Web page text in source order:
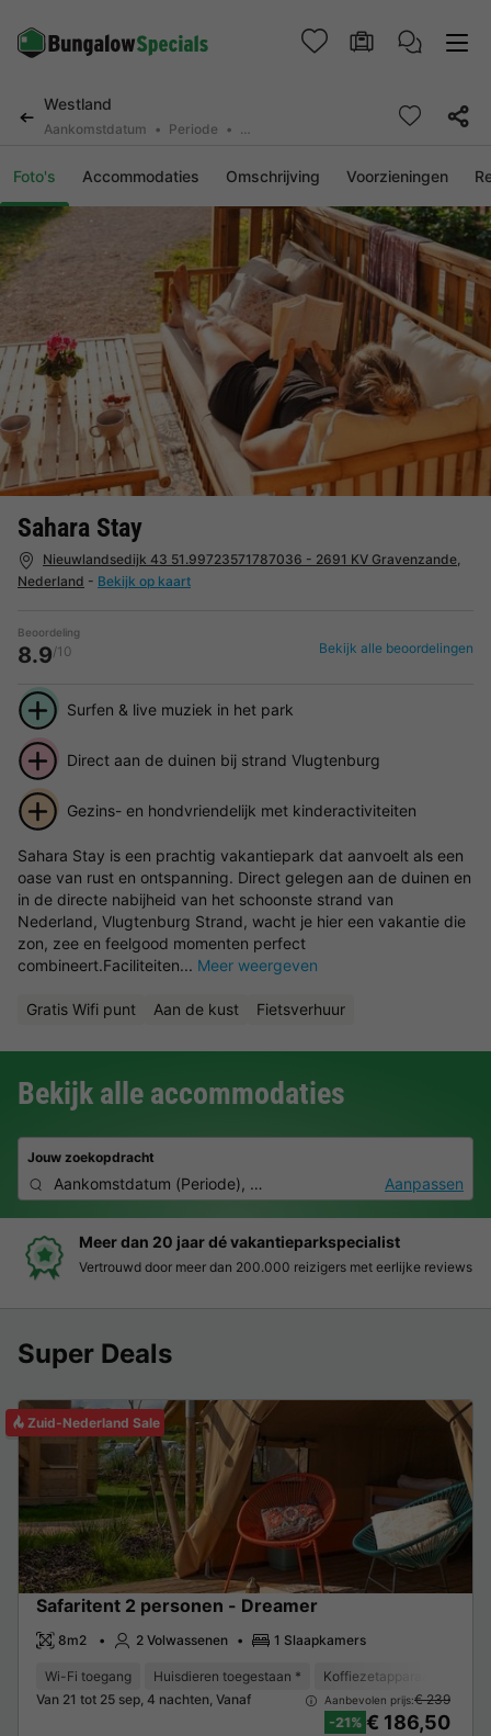
Westland
Aankomstdatum Periode 2 personen, 0 huisdier
Foto's Accommodaties Omschrijving Voorzieningen
Sahara Stay
Nieuwlandsedijk 43 51.99723571787036 - 2691 KV Gravenzande,
Nederland - Bekijk op kaart
Beoordeling
8.9/10 Bekijk alle beoordelingen
Surfen & live muziek in het park
Direct aan de duinen bij strand Vlugtenburg
Gezins- en hondvriendelijk met kinderactiviteiten
Sahara Stay is een prachtig vakantiepark dat aanvoelt als een
oase van rust en ontspanning. Direct gelegen aan de duinen en
in de directe nabijheid van het schoonste strand van
Nederland, Vlugtenburg Strand, wacht je hier een vakantie die
zon, zee en feelgood momenten perfect
combineert.Faciliteiten... Meer weergeven
Gratis Wifi punt Aan de kust Fietsverhuur
Bekijk alle accommodaties
Jouw zoekopdracht
Aankomstdatum (Periode), 2 personen, 0 huisdierAanpassen
reviews
Boek eenvoudig en zonder stress
Duidelijke prijzen, moeiteloos boeken en veilige
Super Deals
Zuid-Nederland Sale
Safaritent 2 personen - Dreamer
8m2 2 Volwassenen 1 Slaapkamers
Wi-Fi toegang Huisdieren toegestaan * Koffiezetapparaat
Van 21 tot 25 sep, 4 nachten, Vanaf
Aanbevolen prijs:€ 239
-21% € 186,50